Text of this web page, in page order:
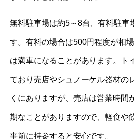
無料駐車場は約5～8台、有料駐車
す。有料の場合は500円程度が相
は満車になることがあります。ト
ており売店やシュノーケル器材の
くにありますが、売店は営業時間
期なことがありますので、軽食や
事前に持参すると安心です。